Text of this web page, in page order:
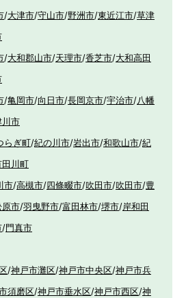
/大津市/守山市/野洲市/東近江市/草津
/大和郡山市/天理市/香芝市/大和高田
/亀岡市/向日市/長岡京市/宇治市/八幡
川市
らぎ町/紀の川市/岩出市/和歌山市/紀
田川町
市/高槻市/四條畷市/吹田市/吹田市/豊
原市/羽曳野市/富田林市/堺市/岸和田
/門真市
/神戸市灘区/神戸市中央区/神戸市兵
須磨区/神戸市垂水区/神戸市西区/神